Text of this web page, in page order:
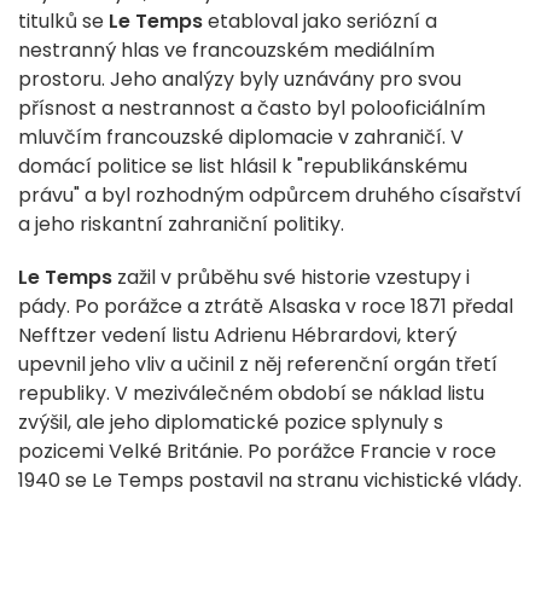
titulků se Le Tempsetabloval jako seriózní a
nestranný hlas ve francouzském mediálním
prostoru. Jeho analýzy byly uznávány pro svou
přísnost a nestrannost a často byl polooficiálním
mluvčím francouzské diplomacie v zahraničí. V
domácí politice se list hlásil k "republikánskému
právu" a byl rozhodným odpůrcem druhého císařství
a jeho riskantní zahraniční politiky.
Le Temps zažil v průběhu své historie vzestupy i
pády. Po porážce a ztrátě Alsaska v roce 1871 předal
Nefftzer vedení listu Adrienu Hébrardovi, který
upevnil jeho vliv a učinil z něj referenční orgán třetí
republiky. V meziválečném období se náklad listu
zvýšil, ale jeho diplomatické pozice splynuly s
pozicemi Velké Británie. Po porážce Francie v roce
1940 se Le Temps postavil na stranu vichistické vlády.